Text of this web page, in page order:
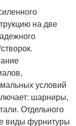
на две
условий
шарниры,
Отдельного
виды фурнитуры